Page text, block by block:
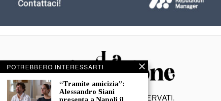
© 2026- TUTTI I DIRITTI RISERVATI.
POTREBBERO INTERESSARTI
“Tramite amicizia”:
Alessandro Siani